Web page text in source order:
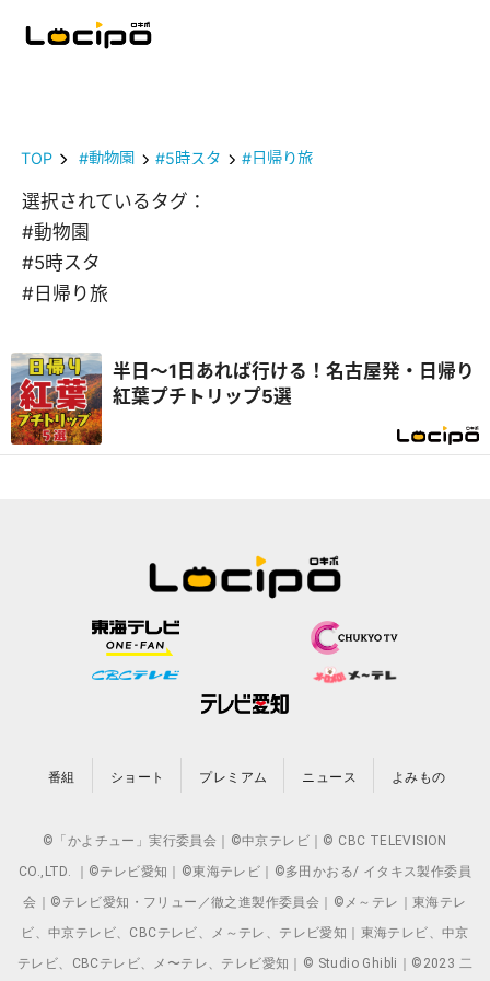
TOP #動物園 #5時スタ #日帰り旅
選択されているタグ：
#動物園
#5時スタ
#日帰り旅
半日～1日あれば行ける！名古屋発・日帰り
紅葉プチトリップ5選
番組 ショート プレミアム ニュース よみもの
©「かよチュー」実行委員会｜©中京テレビ｜© CBC TELEVISION
CO.,LTD. ｜©テレビ愛知｜©東海テレビ｜©多田かおる/ イタキス製作委員
会｜©テレビ愛知・フリュー／徹之進製作委員会｜©メ～テレ｜東海テレ
ビ、中京テレビ、CBCテレビ、メ～テレ、テレビ愛知｜東海テレビ、中京
テレビ、CBCテレビ、メ〜テレ、テレビ愛知｜© Studio Ghibli｜©2023 二